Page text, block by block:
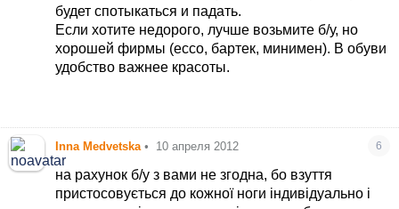
будет спотыкаться и падать.
Если хотите недорого, лучше возьмите б/у, но
хорошей фирмы (ессо, бартек, минимен). В обуви
удобство важнее красоты.
Inna Medvetska • 10 апреля 2012 6
на рахунок б/у з вами не згодна, бо взуття
пристосовується до кожної ноги індивідуально і